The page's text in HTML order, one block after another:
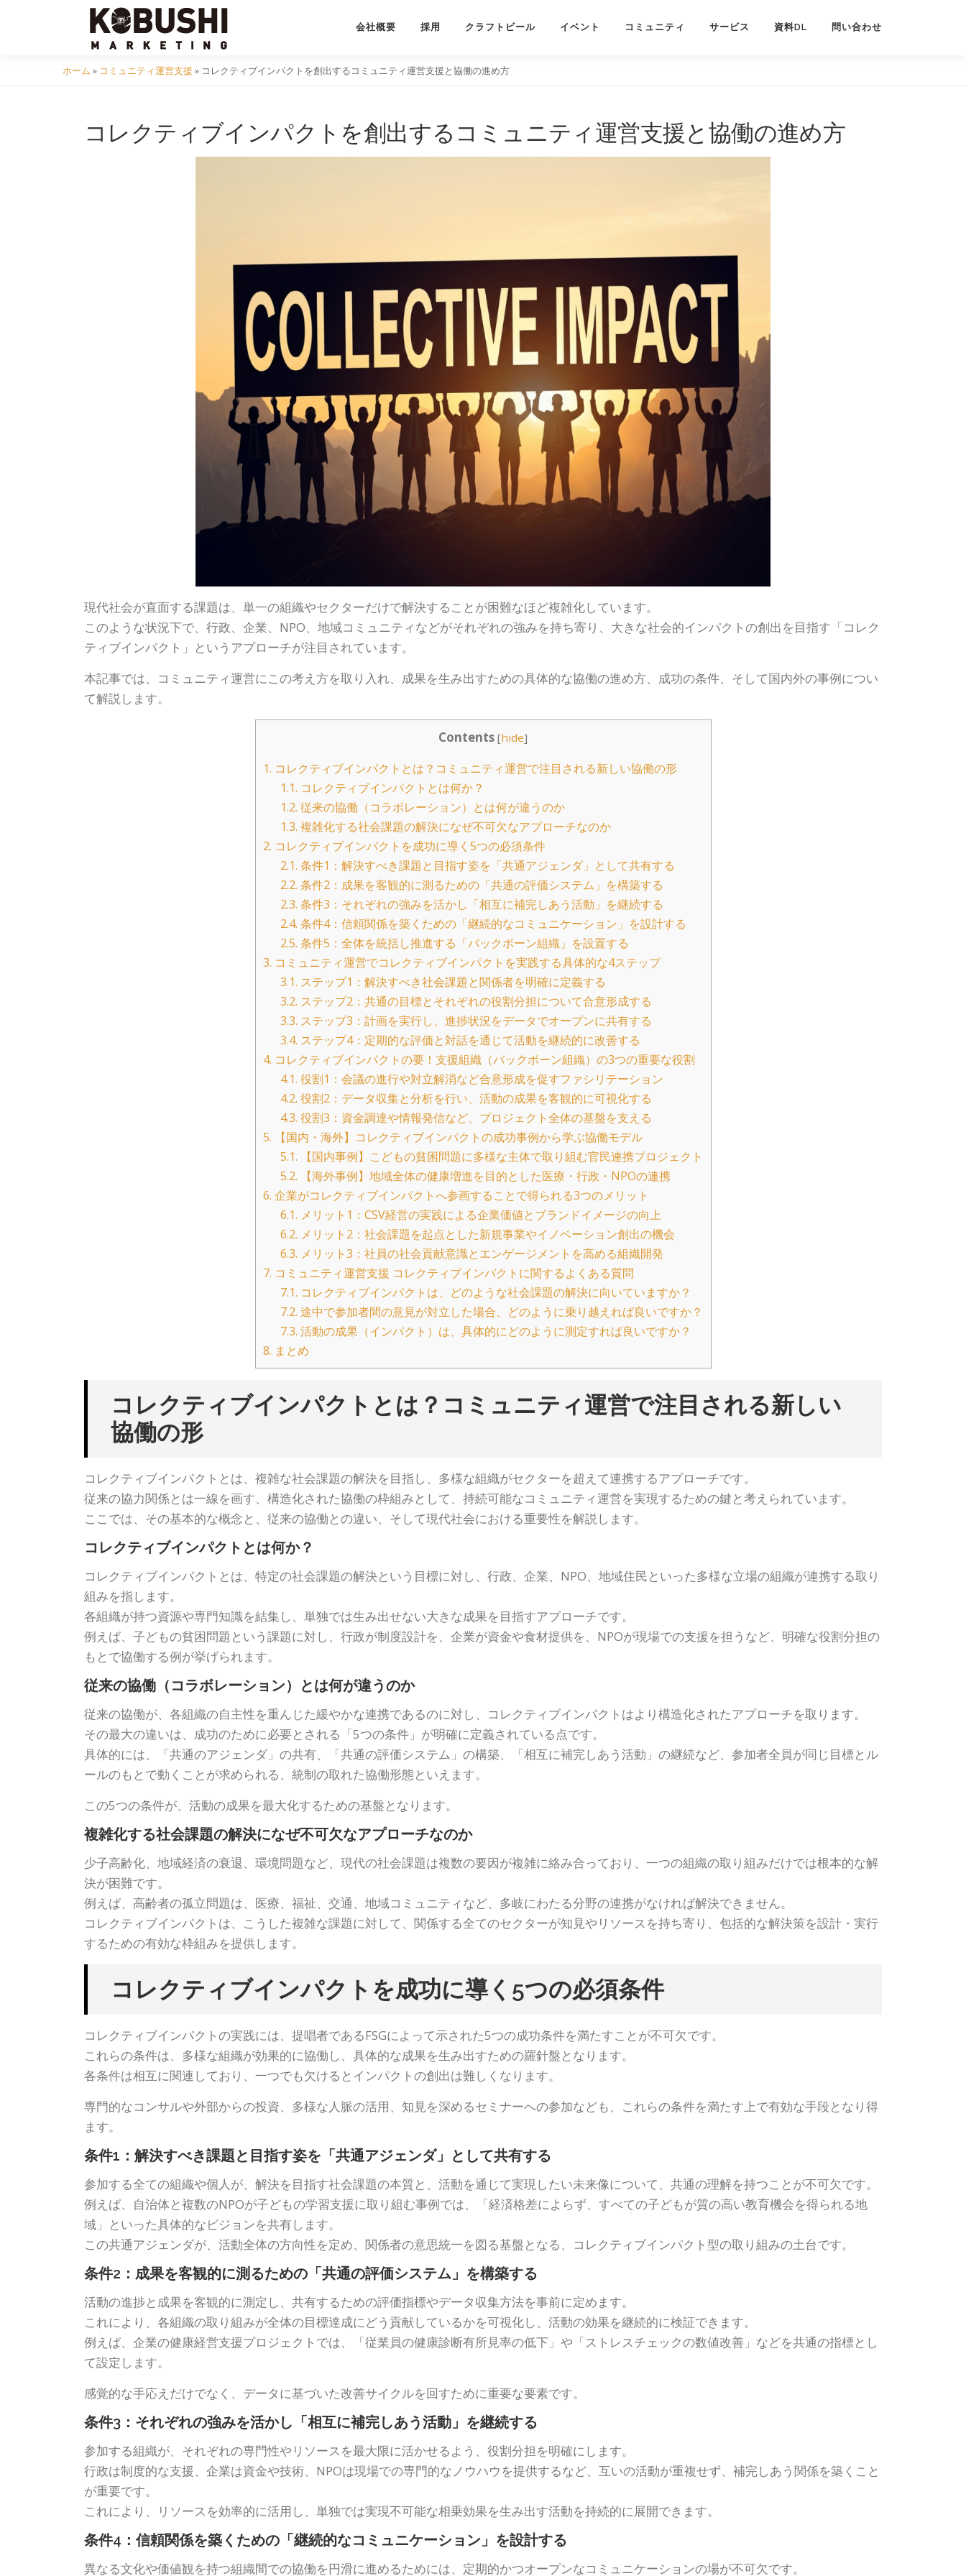
会社概要 採用 クラフトビール イベント コミュニティ サービス 資料DL 問い合わせ
ホーム » コミュニティ運営支援 » コレクティブインパクトを創出するコミュニティ運営支援と協働の進め方
コレクティブインパクトを創出するコミュニティ運営支援と協働の進め方
現代社会が直面する課題は、単一の組織やセクターだけで解決することが困難なほど複雑化しています。
このような状況下で、行政、企業、NPO、地域コミュニティなどがそれぞれの強みを持ち寄り、大きな社会的インパクトの創出を目指す「コレク
ティブインパクト」というアプローチが注目されています。
本記事では、コミュニティ運営にこの考え方を取り入れ、成果を生み出すための具体的な協働の進め方、成功の条件、そして国内外の事例につい
て解説します。
Contents [hide]
1. コレクティブインパクトとは？コミュニティ運営で注目される新しい協働の形
1.1. コレクティブインパクトとは何か？
1.2. 従来の協働（コラボレーション）とは何が違うのか
1.3. 複雑化する社会課題の解決になぜ不可欠なアプローチなのか
2. コレクティブインパクトを成功に導く5つの必須条件
2.1. 条件1：解決すべき課題と目指す姿を「共通アジェンダ」として共有する
2.2. 条件2：成果を客観的に測るための「共通の評価システム」を構築する
2.3. 条件3：それぞれの強みを活かし「相互に補完しあう活動」を継続する
2.4. 条件4：信頼関係を築くための「継続的なコミュニケーション」を設計する
2.5. 条件5：全体を統括し推進する「バックボーン組織」を設置する
3. コミュニティ運営でコレクティブインパクトを実践する具体的な4ステップ
3.1. ステップ1：解決すべき社会課題と関係者を明確に定義する
3.2. ステップ2：共通の目標とそれぞれの役割分担について合意形成する
3.3. ステップ3：計画を実行し、進捗状況をデータでオープンに共有する
3.4. ステップ4：定期的な評価と対話を通じて活動を継続的に改善する
4. コレクティブインパクトの要！支援組織（バックボーン組織）の3つの重要な役割
4.1. 役割1：会議の進行や対立解消など合意形成を促すファシリテーション
4.2. 役割2：データ収集と分析を行い、活動の成果を客観的に可視化する
4.3. 役割3：資金調達や情報発信など、プロジェクト全体の基盤を支える
5. 【国内・海外】コレクティブインパクトの成功事例から学ぶ協働モデル
5.1. 【国内事例】こどもの貧困問題に多様な主体で取り組む官民連携プロジェクト
5.2. 【海外事例】地域全体の健康増進を目的とした医療・行政・NPOの連携
6. 企業がコレクティブインパクトへ参画することで得られる3つのメリット
6.1. メリット1：CSV経営の実践による企業価値とブランドイメージの向上
6.2. メリット2：社会課題を起点とした新規事業やイノベーション創出の機会
6.3. メリット3：社員の社会貢献意識とエンゲージメントを高める組織開発
7. コミュニティ運営支援 コレクティブインパクトに関するよくある質問
7.1. コレクティブインパクトは、どのような社会課題の解決に向いていますか？
7.2. 途中で参加者間の意見が対立した場合、どのように乗り越えれば良いですか？
7.3. 活動の成果（インパクト）は、具体的にどのように測定すれば良いですか？
8. まとめ
コレクティブインパクトとは？コミュニティ運営で注目される新しい
協働の形
コレクティブインパクトとは、複雑な社会課題の解決を目指し、多様な組織がセクターを超えて連携するアプローチです。
従来の協力関係とは一線を画す、構造化された協働の枠組みとして、持続可能なコミュニティ運営を実現するための鍵と考えられています。
ここでは、その基本的な概念と、従来の協働との違い、そして現代社会における重要性を解説します。
コレクティブインパクトとは何か？
コレクティブインパクトとは、特定の社会課題の解決という目標に対し、行政、企業、NPO、地域住民といった多様な立場の組織が連携する取り
組みを指します。
各組織が持つ資源や専門知識を結集し、単独では生み出せない大きな成果を目指すアプローチです。
例えば、子どもの貧困問題という課題に対し、行政が制度設計を、企業が資金や食材提供を、NPOが現場での支援を担うなど、明確な役割分担の
もとで協働する例が挙げられます。
従来の協働（コラボレーション）とは何が違うのか
従来の協働が、各組織の自主性を重んじた緩やかな連携であるのに対し、コレクティブインパクトはより構造化されたアプローチを取ります。
その最大の違いは、成功のために必要とされる「5つの条件」が明確に定義されている点です。
具体的には、「共通のアジェンダ」の共有、「共通の評価システム」の構築、「相互に補完しあう活動」の継続など、参加者全員が同じ目標とル
ールのもとで動くことが求められる、統制の取れた協働形態といえます。
この5つの条件が、活動の成果を最大化するための基盤となります。
複雑化する社会課題の解決になぜ不可欠なアプローチなのか
少子高齢化、地域経済の衰退、環境問題など、現代の社会課題は複数の要因が複雑に絡み合っており、一つの組織の取り組みだけでは根本的な解
決が困難です。
例えば、高齢者の孤立問題は、医療、福祉、交通、地域コミュニティなど、多岐にわたる分野の連携がなければ解決できません。
コレクティブインパクトは、こうした複雑な課題に対して、関係する全てのセクターが知見やリソースを持ち寄り、包括的な解決策を設計・実行
するための有効な枠組みを提供します。
コレクティブインパクトを成功に導く5つの必須条件
コレクティブインパクトの実践には、提唱者であるFSGによって示された5つの成功条件を満たすことが不可欠です。
これらの条件は、多様な組織が効果的に協働し、具体的な成果を生み出すための羅針盤となります。
各条件は相互に関連しており、一つでも欠けるとインパクトの創出は難しくなります。
専門的なコンサルや外部からの投資、多様な人脈の活用、知見を深めるセミナーへの参加なども、これらの条件を満たす上で有効な手段となり得
ます。
条件1：解決すべき課題と目指す姿を「共通アジェンダ」として共有する
参加する全ての組織や個人が、解決を目指す社会課題の本質と、活動を通じて実現したい未来像について、共通の理解を持つことが不可欠です。
例えば、自治体と複数のNPOが子どもの学習支援に取り組む事例では、「経済格差によらず、すべての子どもが質の高い教育機会を得られる地
域」といった具体的なビジョンを共有します。
この共通アジェンダが、活動全体の方向性を定め、関係者の意思統一を図る基盤となる、コレクティブインパクト型の取り組みの土台です。
条件2：成果を客観的に測るための「共通の評価システム」を構築する
活動の進捗と成果を客観的に測定し、共有するための評価指標やデータ収集方法を事前に定めます。
これにより、各組織の取り組みが全体の目標達成にどう貢献しているかを可視化し、活動の効果を継続的に検証できます。
例えば、企業の健康経営支援プロジェクトでは、「従業員の健康診断有所見率の低下」や「ストレスチェックの数値改善」などを共通の指標とし
て設定します。
感覚的な手応えだけでなく、データに基づいた改善サイクルを回すために重要な要素です。
条件3：それぞれの強みを活かし「相互に補完しあう活動」を継続する
参加する組織が、それぞれの専門性やリソースを最大限に活かせるよう、役割分担を明確にします。
行政は制度的な支援、企業は資金や技術、NPOは現場での専門的なノウハウを提供するなど、互いの活動が重複せず、補完しあう関係を築くこと
が重要です。
これにより、リソースを効率的に活用し、単独では実現不可能な相乗効果を生み出す活動を持続的に展開できます。
条件4：信頼関係を築くための「継続的なコミュニケーション」を設計する
異なる文化や価値観を持つ組織間での協働を円滑に進めるためには、定期的かつオープンなコミュニケーションの場が不可欠です。